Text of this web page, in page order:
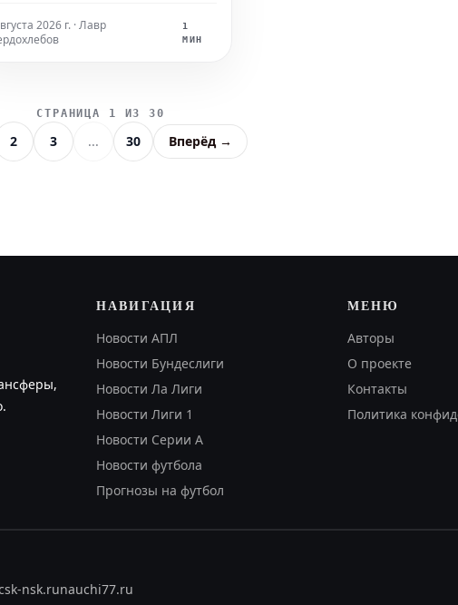
в "Халл Сити" за сумму около 20
евро. Также существует
Навстречу "Ницце" движется
Хейн, который пер
2026 г. · Лавр
1
МИН
СТРАНИЦА 1 ИЗ 30
2 3 ... 30 Вперёд →
НАВИГАЦИЯ
Новости АПЛ
Новости Бундеслиги
Новости Ла Лиги
Новости Лиги 1
Новости Серии А
Новости футбола
Прогнозы на футбол
МЕНЮ
Авторы
О проекте
Контакты
Политика
nsk.runauchi77.ru